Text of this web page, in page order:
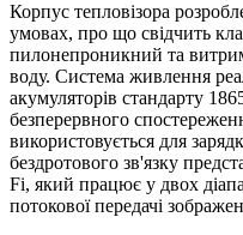
Корпус тепловізора
умовах, про що свідчить
пилонепроникний та
воду. Система живлення
акумуляторів стандарту
безперервного
використовується для
бездротового зв'язку
Fi, який працює у двох
потокової передачі